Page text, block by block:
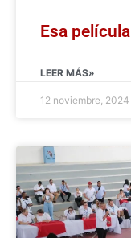
Esa
LEER MÁS»
12 noviembre, 2024